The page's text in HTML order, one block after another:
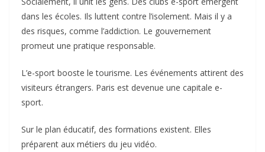
dans les écoles. Ils luttent contre l’isolement. Mais il y a
des risques, comme l’addiction. Le gouvernement
promeut une pratique responsable.
L’e-sport booste le tourisme. Les événements attirent des
visiteurs étrangers. Paris est devenue une capitale e-
sport.
Sur le plan éducatif, des formations existent. Elles
préparent aux métiers du jeu vidéo.